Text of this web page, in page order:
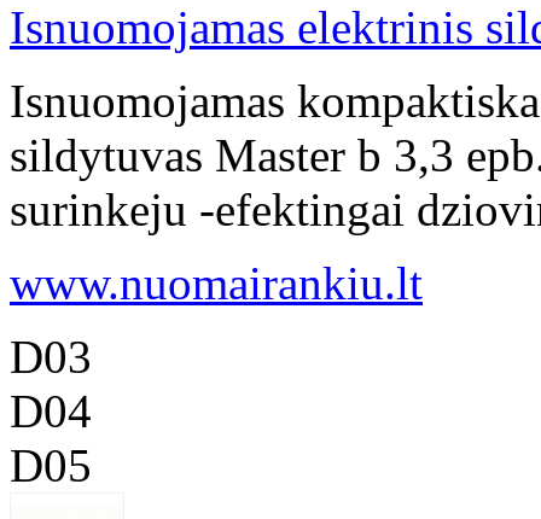
Isnuomojamas elektrinis
Isnuomojamas
sildytuvas Master b 3,3
surinkeju -efektingai
www.nuomairankiu.lt
D03
D04
D05